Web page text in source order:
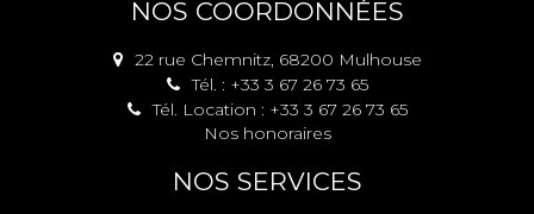
NOS COORDONNÉES
22 rue Chemnitz, 68200 Mulhouse
Tél. : +33 3 67 26 73 65
Tél. Location : +33 3 67 26 73 65
Nos honoraires
NOS SERVICES